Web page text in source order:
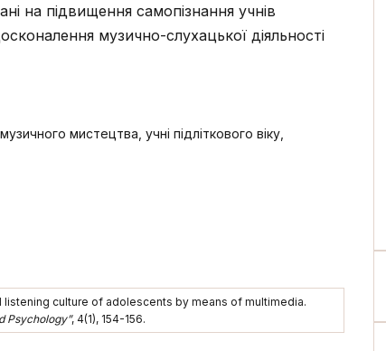
на підвищення самопізнання учнів
музично-слухацької діяльності
мистецтва, учні підліткового віку,
culture of adolescents by means of multimedia.
Psychology”, 4(1), 154-156.